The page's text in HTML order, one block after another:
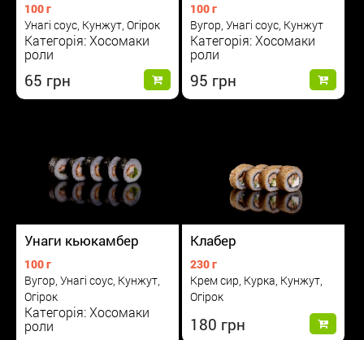
100 г
Унагі соус, Кунжут, Огірок
Категорія: Хосомаки
роли
65
100 г
Вугор, Унагі соус, Кунжут
Категорія: Хосомаки
роли
95
Унаги кьюкамбер
100 г
Вугор, Унагі соус, Кунжут,
Огірок
Категорія: Хосомаки
роли
Клабер
230 г
Крем сир, Курка, Кунжут,
Огірок
180